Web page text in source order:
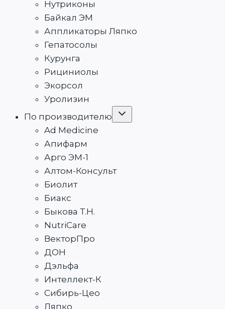
Нутриконы
Байкал ЭМ
Аппликаторы Ляпко
Гепатосолы
Курунга
Рициниолы
Экорсол
Уролизин
По производителю
Переключить
Ad Medicine
Апифарм
Арго ЭМ-1
Алтом-Консульт
Биолит
Биакс
Быкова Т.Н.
NutriCare
ВекторПро
ДОН
Дэльфа
Интеллект-К
Сибирь-Цео
Ляпко